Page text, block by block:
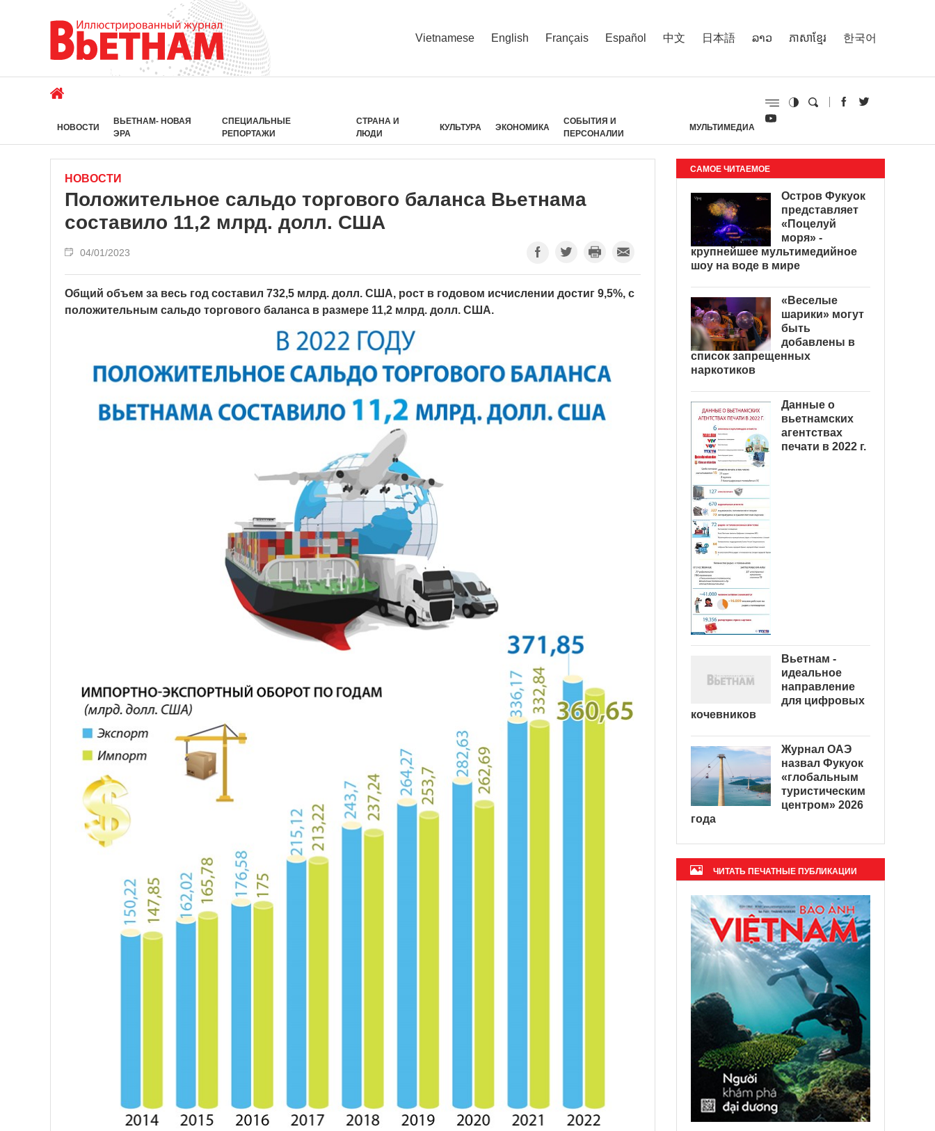
Vietnamese English Français Español 中文 日本語 ລາວ ភាសាខ្មែរ 한국어
НОВОСТИ
ВЬЕТНАМ- НОВАЯ
ЭРА
СПЕЦИАЛЬНЫЕ
РЕПОРТАЖИ
СТРАНА И
ЛЮДИ
КУЛЬТУРА ЭКОНОМИКА
СОБЫТИЯ И
ПЕРСОНАЛИИ
МУЛЬТИМЕДИА
НОВОСТИ
Положительное сальдо торгового баланса Вьетнама
составило 11,2 млрд. долл. США
04/01/2023
Общий объем за весь год составил 732,5 млрд. долл. США, рост в годовом исчислении достиг 9,5%, с
положительным сальдо торгового баланса в размере 11,2 млрд. долл. США.
САМОЕ ЧИТАЕМОЕ
Остров Фукуок
представляет
«Поцелуй
моря» -
крупнейшее мультимедийное
шоу на воде в мире
«Веселые
шарики» могут
быть
добавлены в
список запрещенных
наркотиков
Данные о
вьетнамских
агентствах
печати в 2022 г.
Вьетнам -
идеальное
направление
для цифровых
кочевников
Журнал ОАЭ
назвал Фукуок
«глобальным
туристическим
центром» 2026
года
ЧИТАТЬ ПЕЧАТНЫЕ ПУБЛИКАЦИИ